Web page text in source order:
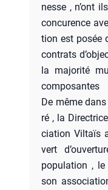
nesse , n’ont
concu­rence
tion est posée
contrats
la majo­ri­té
com­po­santes
De même
ré , la
cia­tion Vil­taïs
vert
popu­la­tion ,
son